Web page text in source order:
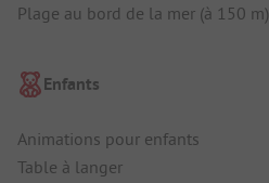
Plage au bord de la mer (à 150 m)
Enfants
Animations pour enfants
Table à langer